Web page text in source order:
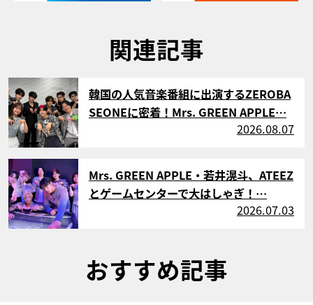
関連記事
サムネイル
韓国の人気音楽番組に出演するZEROBA
SEONEに密着！Mrs. GREEN APPLE…
2026.08.07
Mrs. GREEN APPLE・若井滉斗、ATEEZ
とゲームセンターで大はしゃぎ！…
2026.07.03
おすすめ記事